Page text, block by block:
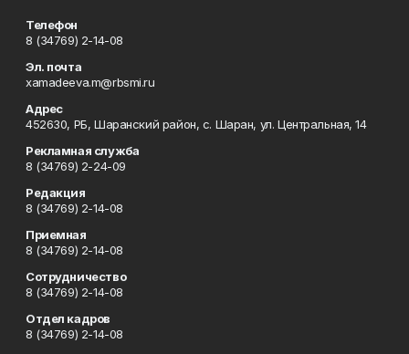
Телефон
8 (34769) 2-14-08
Эл. почта
xamadeeva.m@rbsmi.ru
Адрес
452630, РБ, Шаранский район, с. Шаран, ул. Центральная, 14
Рекламная служба
8 (34769) 2-24-09
Редакция
8 (34769) 2-14-08
Приемная
8 (34769) 2-14-08
Сотрудничество
8 (34769) 2-14-08
Отдел кадров
8 (34769) 2-14-08